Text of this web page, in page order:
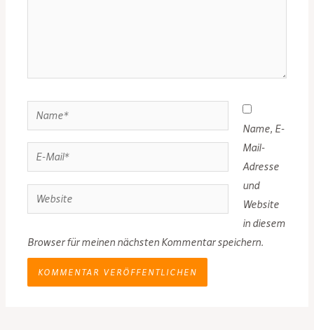
Name*
Mail*
Website
Name, E-
Mail-
Adresse
und
Website
in diesem
Browser für meinen nächsten Kommentar speichern.